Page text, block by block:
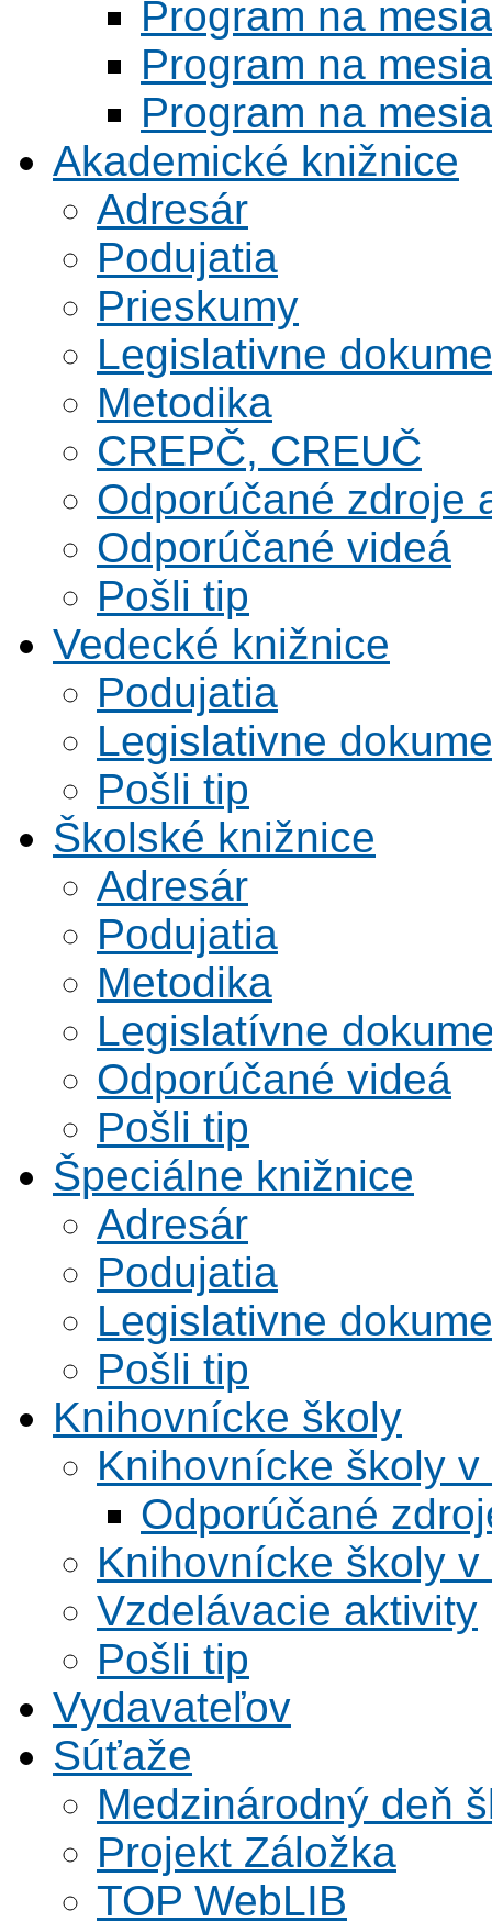
Program na
Program na
Program na
Akademické knižnice
Adresár
Podujatia
Prieskumy
Legislativne
Metodika
CREPČ, CREUČ
Odporúčané zdroje
Odporúčané videá
Pošli tip
Vedecké knižnice
Podujatia
Legislativne
Pošli tip
Školské knižnice
Adresár
Podujatia
Metodika
Legislatívne
Odporúčané videá
Pošli tip
Špeciálne knižnice
Adresár
Podujatia
Legislativne
Pošli tip
Knihovnícke školy
Knihovnícke školy v
Odporúčané
Knihovnícke školy v
Vzdelávacie aktivity
Pošli tip
Vydavateľov
Súťaže
Medzinárodný deň
Projekt Záložka
TOP WebLIB